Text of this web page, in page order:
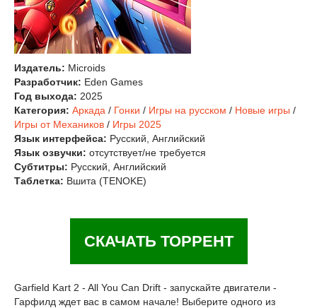
Издатель: Microids
Разработчик: Eden Games
Год выхода: 2025
Категория: Аркада / Гонки / Игры на русском / Новые игры /
Игры от Механиков / Игры 2025
Язык интерфейса: Русский, Английский
Язык озвучки: отсутствует/не требуется
Субтитры: Русский, Английский
Таблетка: Вшита (TENOKE)
СКАЧАТЬ ТОРРЕНТ
Garfield Kart 2 - All You Can Drift - запускайте двигатели -
Гарфилд ждет вас в самом начале! Выберите одного из